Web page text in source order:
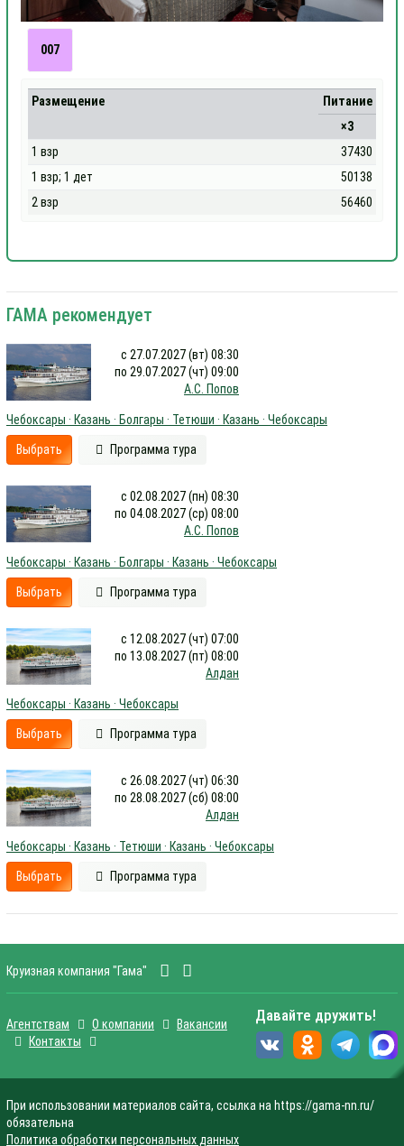
007
Размещение
Питание
×3
1 взр
37430
1 взр; 1 дет
50138
2 взр
56460
ГАМА рекомендует
с 27.07.2027 (вт) 08:30
по 29.07.2027 (чт) 09:00
А.С. Попов
Чебоксары · Казань · Болгары · Тетюши · Казань · Чебоксары
Выбрать Программа тура
с 02.08.2027 (пн) 08:30
по 04.08.2027 (ср) 08:00
А.С. Попов
Чебоксары · Казань · Болгары · Казань · Чебоксары
Выбрать Программа тура
с 12.08.2027 (чт) 07:00
по 13.08.2027 (пт) 08:00
Алдан
Чебоксары · Казань · Чебоксары
Выбрать Программа тура
с 26.08.2027 (чт) 06:30
по 28.08.2027 (сб) 08:00
Алдан
Чебоксары · Казань · Тетюши · Казань · Чебоксары
Выбрать Программа тура
Круизная компания "Гама"
Агентствам О компании
Вакансии
Контакты
Давайте дружить!
При использовании материалов сайта, ссылка на https://gama-nn.ru/
обязательна
Политика обработки персональных данных